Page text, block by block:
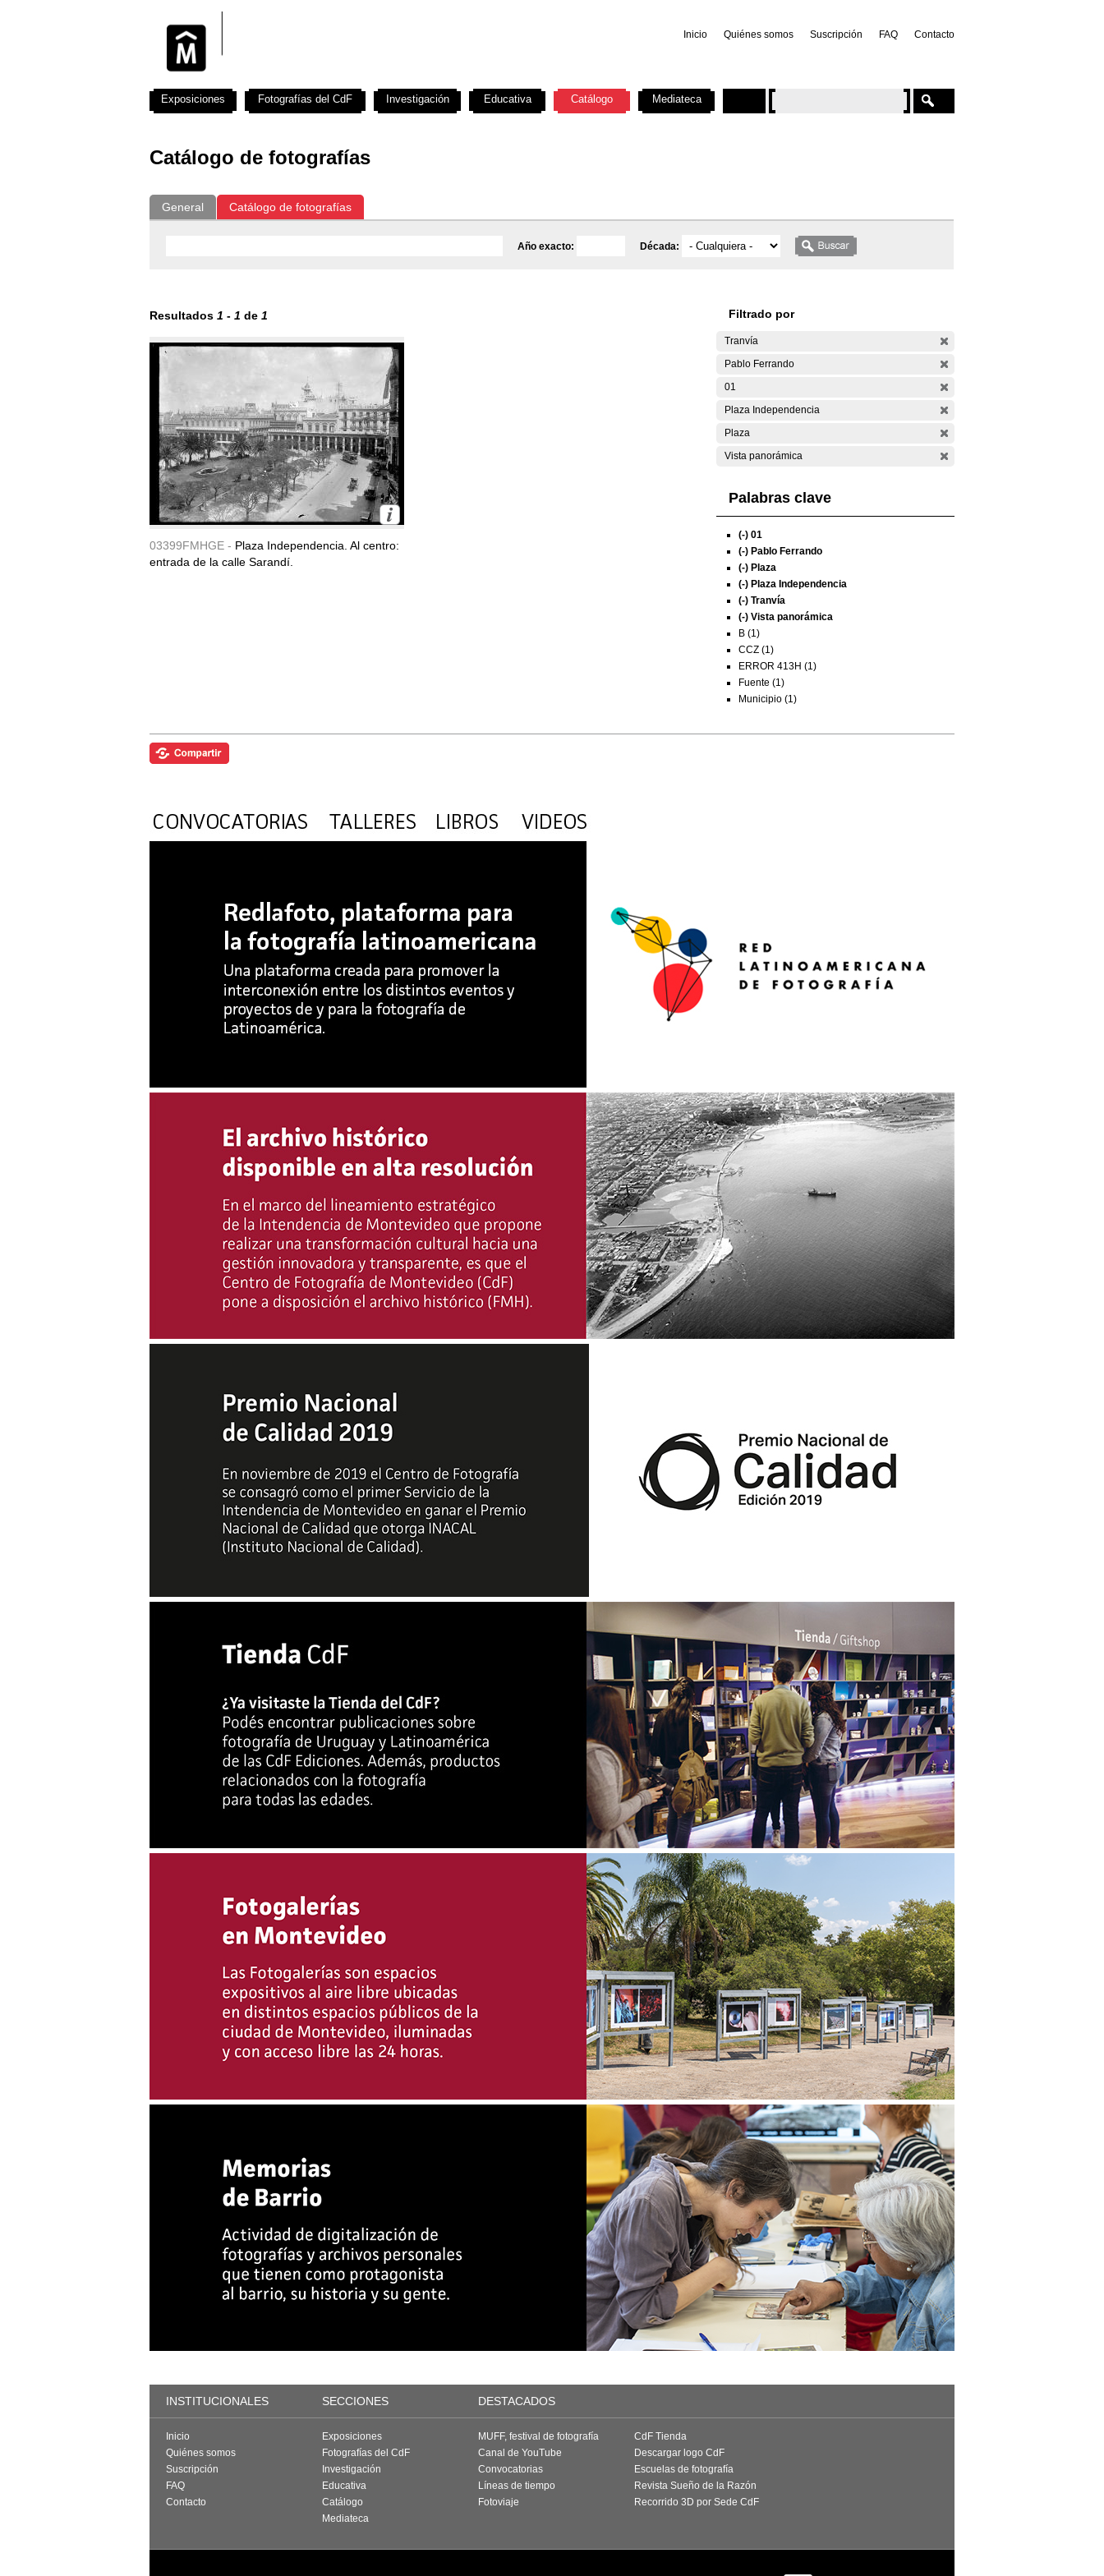
Inicio Quiénes somos Suscripción FAQ Contacto
Catálogo de fotografías
General Catálogo de fotografías
Año exacto: Década:
Resultados 1 - 1 de 1
03399FMHGE - Plaza Independencia. Al centro:
entrada de la calle Sarandí.
Filtrado por
Tranvía
Pablo Ferrando
01
Plaza Independencia
Plaza
Vista panorámica
Palabras clave
(-) 01
(-) Pablo Ferrando
(-) Plaza
(-) Plaza Independencia
(-) Tranvía
(-) Vista panorámica
B (1)
CCZ (1)
ERROR 413H (1)
Fuente (1)
Municipio (1)
Exposiciones Fotografías del CdF Investigación Educativa Catálogo Mediateca
INSTITUCIONALES SECCIONES DESTACADOS
Inicio
Quiénes somos
Suscripción
FAQ
Contacto
Exposiciones
Fotografías del CdF
Investigación
Educativa
Catálogo
Mediateca
MUFF, festival de fotografía
Canal de YouTube
Convocatorias
Líneas de tiempo
Fotoviaje
CdF Tienda
Descargar logo CdF
Escuelas de fotografía
Revista Sueño de la Razón
Recorrido 3D por Sede CdF